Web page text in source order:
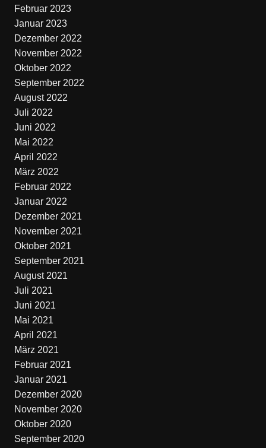
Februar 2023
Januar 2023
Dezember 2022
November 2022
Oktober 2022
September 2022
August 2022
Juli 2022
Juni 2022
Mai 2022
April 2022
März 2022
Februar 2022
Januar 2022
Dezember 2021
November 2021
Oktober 2021
September 2021
August 2021
Juli 2021
Juni 2021
Mai 2021
April 2021
März 2021
Februar 2021
Januar 2021
Dezember 2020
November 2020
Oktober 2020
September 2020